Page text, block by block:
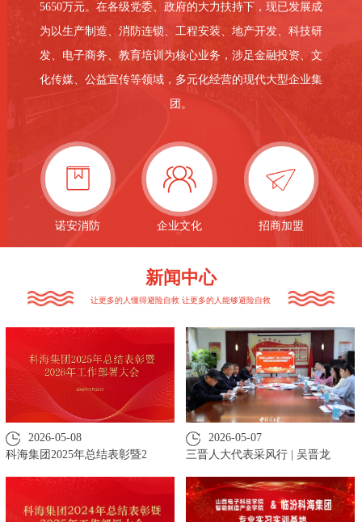
5650万元。在各级党委、政府的大力扶持下，现已发展成
为以生产制造、消防连锁、工程安装、地产开发、科技研
发、电子商务、教育培训为核心业务，涉足金融投资、文
化传媒、公益宣传等领域，多元化经营的现代大型企业集
团。
诺安消防 企业文化 招商加盟
新闻中心
让更多的人懂得避险自救 让更多的人能够避险自救
2026-05-08
科海集团2025年总结表彰暨2
2026-05-07
三晋人大代表采风行 | 吴晋龙